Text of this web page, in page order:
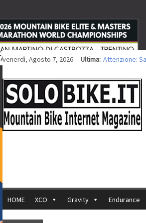
venerdì, Agosto 7, 2026 Ultima: Attenzione:
Europei
35ª Marathon
Europei MTB:
HOME XCO Gravity Endurance